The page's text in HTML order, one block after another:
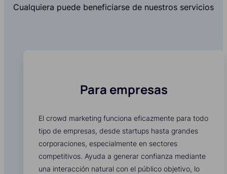
Cualquiera puede beneficiarse de nuestros servicios
Para empresas
El crowd marketing funciona eficazmente para todo
tipo de empresas, desde startups hasta grandes
corporaciones, especialmente en sectores
competitivos. Ayuda a generar confianza mediante
una interacción natural con el público objetivo, lo